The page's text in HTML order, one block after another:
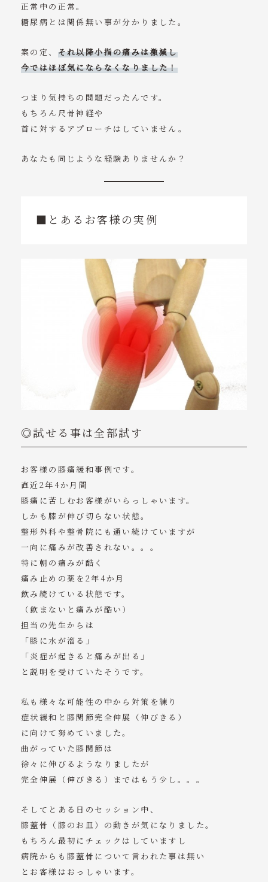
正常中の正常。
糖尿病とは関係無い事が分かりました。
案の定、 それ以降小指の痛みは激減し
今ではほぼ気にならなくなりました！
つまり気持ちの問題だったんです。
もちろん尺骨神経や
首に対するアプローチはしていません。
あなたも同じような経験ありませんか？
■とあるお客様の実例
◎試せる事は全部試す
お客様の膝痛緩和事例です。
直近2年4か月間
膝痛に苦しむお客様がいらっしゃいます。
しかも膝が伸び切らない状態。
整形外科や整骨院にも通い続けていますが
一向に痛みが改善されない。。。
特に朝の痛みが酷く
痛み止めの薬を2年4か月
飲み続けている状態です。
（飲まないと痛みが酷い）
担当の先生からは
「膝に水が溜る」
「炎症が起きると痛みが出る」
と説明を受けていたそうです。
私も様々な可能性の中から対策を練り
症状緩和と膝関節完全伸展（伸びきる）
に向けて努めていました。
曲がっていた膝関節は
徐々に伸びるようなりましたが
完全伸展（伸びきる）まではもう少し。。。
そしてとある日のセッション中、
膝蓋骨（膝のお皿）の動きが気になりました。
もちろん最初にチェックはしていますし
病院からも膝蓋骨について言われた事は無い
とお客様はおっしゃいます。